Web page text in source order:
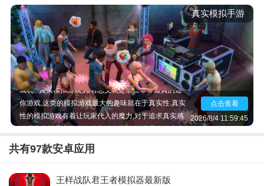
真实模拟手游
真实模拟游戏手机版,科目二真实模拟游戏,真实模拟游
戏机...真实模拟游戏,顾名思义就是那些非常逼真的迷
你游戏,这类的模拟游戏最大的趣味就在于真实性.真实
性的模拟游戏有着让玩家代入的魔力,对于追求真实感
的玩家来说是非常有趣的事情,想要在游戏里体验真实
点击查看
2026/8/4 11:59:45
共有97款安卓应用
王样战队君王者模拟器最新版